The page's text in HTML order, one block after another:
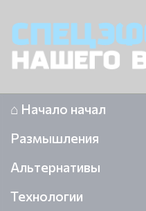
⌂ Начало начал
Размышления
Альтернативы
Технологии